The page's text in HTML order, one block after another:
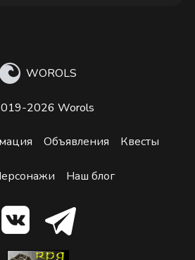
WOROLS
2026 Worols
Объявления Квесты
Наш блог